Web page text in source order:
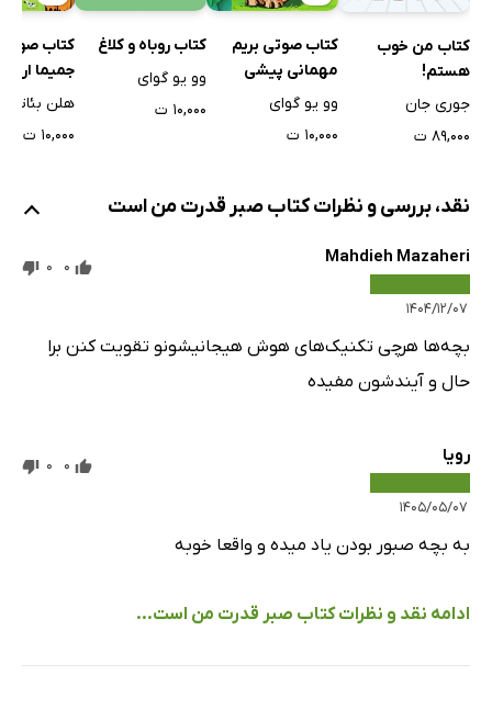
کتاب من خوب
هستم!
جوری جان
۸۹,۰۰۰ ت
کتاب صوتی بریم
مهمانی پیشی
وو یو گوای
۱۰,۰۰۰ ت
کتاب روباه و کلاغ
وو یو گوای
۱۰,۰۰۰ ت
کتاب
جمیما
هلن
۱۰,۰۰۰ ت
نقد، بررسی و نظرات کتاب صبر قدرت من است
Mahdieh Mazaheri
۱۴۰۴/۱۲/۰۷
0
0
بچه‌ها هرچی تکنیک‌های هوش هیجانیشونو تقویت کنن برا
حال و آیندشون مفیده
رویا
۱۴۰۵/۰۵/۰۷
0
0
به بچه صبور بودن یاد میده و واقعا خوبه
ادامه نقد و نظرات کتاب صبر قدرت من است...